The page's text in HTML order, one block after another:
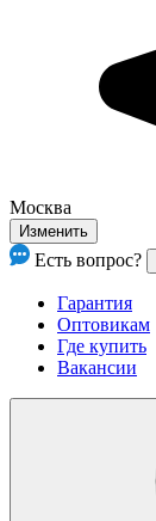
Москва
Изменить
Есть вопрос?
Гарантия
Оптовикам
Где купить
Вакансии